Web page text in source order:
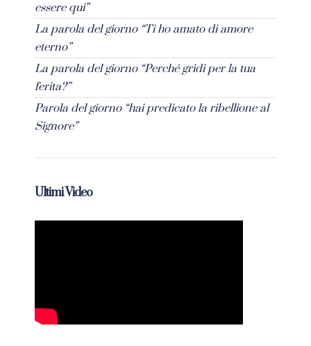
essere qui”
La parola del giorno “Ti ho amato di amore
eterno”
La parola del giorno “Perché gridi per la tua
ferita?”
Parola del giorno “hai predicato la ribellione al
Signore”
Ultimi Video